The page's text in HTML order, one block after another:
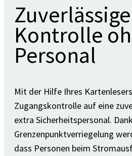
Zuverlässige
Kontrolle
Personal
Mit der Hilfe Ihres
Zugangskontrolle auf eine
extra Sicherheitspersonal.
Grenzenpunktverriegelung
dass Personen beim